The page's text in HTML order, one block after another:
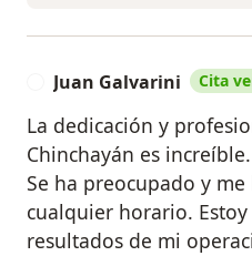
Juan Galvarini Cita
La dedicación y
Chinchayán es increíble.
Se ha preocupado y
cualquier horario.
resultados de mi